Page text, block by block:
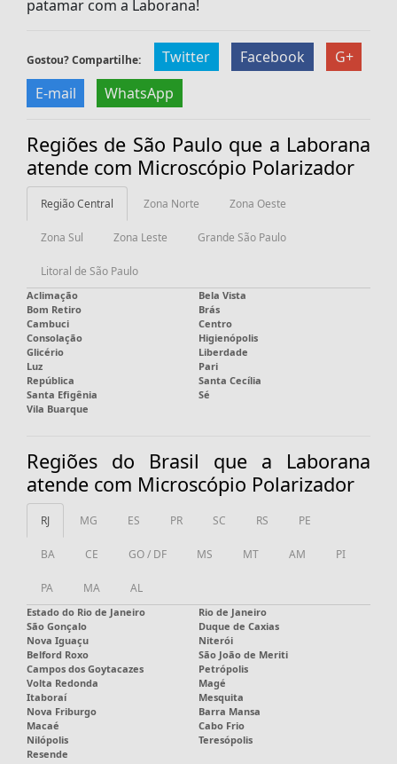
patamar com a Laborana!
Gostou? Compartilhe: Twitter Facebook
G+
E-mail
WhatsApp
Regiões de São Paulo que a Laborana
atende com Microscópio Polarizador
Região Central Zona Norte Zona Oeste
Zona Sul Zona Leste Grande São Paulo
Litoral de São Paulo
Aclimação
Bela Vista
Bom Retiro
Brás
Cambuci
Centro
Consolação
Higienópolis
Glicério
Liberdade
Luz
Pari
República
Santa Cecília
Santa Efigênia
Sé
Vila Buarque
Regiões do Brasil que a Laborana
atende com Microscópio Polarizador
RJ MG ES PR SC RS PE
BA CE GO / DF MS MT AM PI
PA MA AL
Estado do Rio de Janeiro
Rio de Janeiro
São Gonçalo
Duque de Caxias
Nova Iguaçu
Niterói
Belford Roxo
São João de Meriti
Campos dos Goytacazes
Petrópolis
Volta Redonda
Magé
Itaboraí
Mesquita
Nova Friburgo
Barra Mansa
Macaé
Cabo Frio
Nilópolis
Teresópolis
Resende